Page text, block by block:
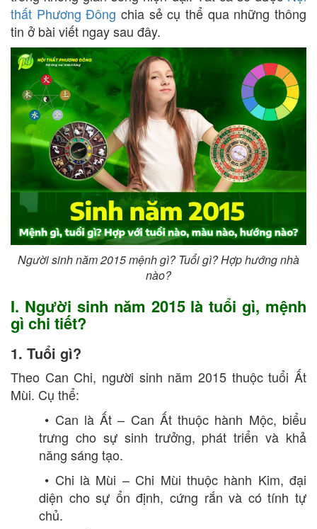
thất Phương Đông chia sẻ cụ thể qua những thông
tin ở bài viết ngay sau đây.
Người sinh năm 2015 mệnh gì? Tuổi gì? Hợp hướng nhà
nào?
I. Người sinh năm 2015 là tuổi gì, mệnh
gì chi tiết?
1. Tuổi gì?
Theo Can Chi, người sinh năm 2015 thuộc tuổi Ất
Mùi. Cụ thể:
• Can là Ất – Can Ất thuộc hành Mộc, biểu
trưng cho sự sinh trưởng, phát triển và khả
năng sáng tạo.
• Chi là Mùi – Chi Mùi thuộc hành Kim, đại
diện cho sự ổn định, cứng rắn và có tính tự
chủ.